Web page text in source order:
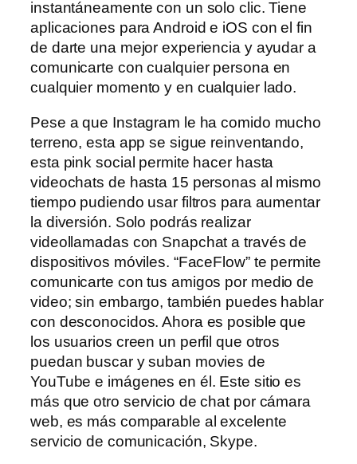
instantáneamente con un solo clic. Tiene
aplicaciones para Android e iOS con el fin
de darte una mejor experiencia y ayudar a
comunicarte con cualquier persona en
cualquier momento y en cualquier lado.
Pese a que Instagram le ha comido mucho
terreno, esta app se sigue reinventando,
esta pink social permite hacer hasta
videochats de hasta 15 personas al mismo
tiempo pudiendo usar filtros para aumentar
la diversión. Solo podrás realizar
videollamadas con Snapchat a través de
dispositivos móviles. “FaceFlow” te permite
comunicarte con tus amigos por medio de
video; sin embargo, también puedes hablar
con desconocidos. Ahora es posible que
los usuarios creen un perfil que otros
puedan buscar y suban movies de
YouTube e imágenes en él. Este sitio es
más que otro servicio de chat por cámara
web, es más comparable al excelente
servicio de comunicación, Skype.